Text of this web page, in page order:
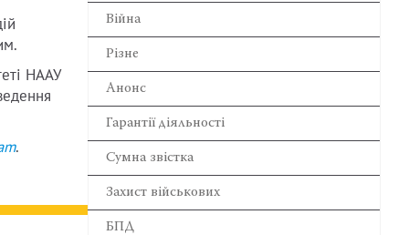
НААУ
.
Війна
Різне
Анонс
Гарантії діяльності
Сумна звістка
Захист військових
БПД